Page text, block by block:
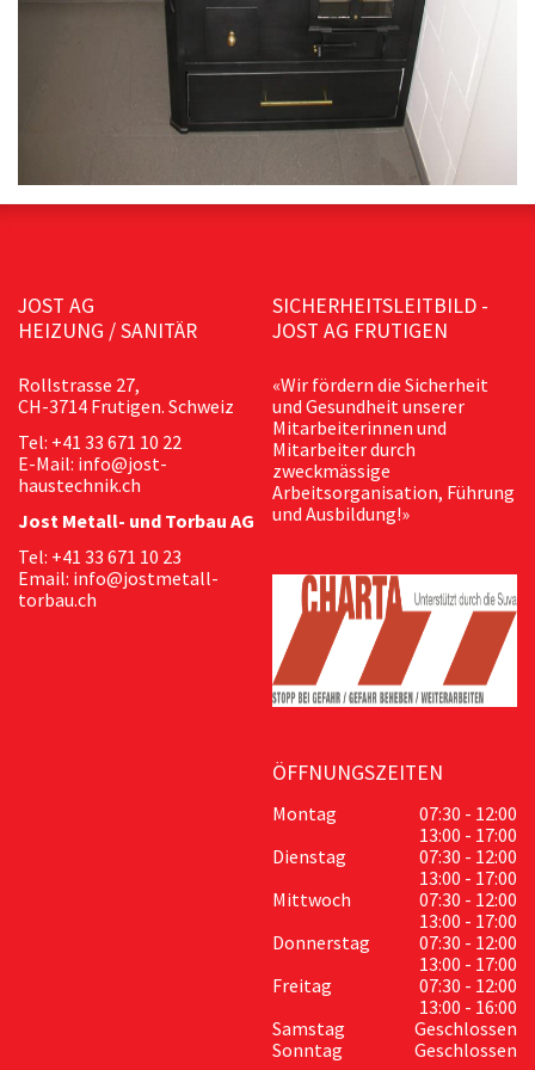
JOST AG
HEIZUNG / SANITÄR
Rollstrasse 27,
CH-3714 Frutigen. Schweiz
Tel: +41 33 671 10 22
E-Mail: info@jost-
haustechnik.ch
Jost Metall- und Torbau AG
Tel: +41 33 671 10 23
Email: info@jostmetall-
torbau.ch
SICHERHEITSLEITBILD -
JOST AG FRUTIGEN
«Wir fördern die Sicherheit
und Gesundheit unserer
Mitarbeiterinnen und
Mitarbeiter durch
zweckmässige
Arbeitsorganisation, Führung
und Ausbildung!»
ÖFFNUNGSZEITEN
Montag
07:30 - 12:00
13:00 - 17:00
Dienstag
07:30 - 12:00
13:00 - 17:00
Mittwoch
07:30 - 12:00
13:00 - 17:00
Donnerstag
07:30 - 12:00
13:00 - 17:00
Freitag
07:30 - 12:00
13:00 - 16:00
Samstag
Geschlossen
Sonntag
Geschlossen